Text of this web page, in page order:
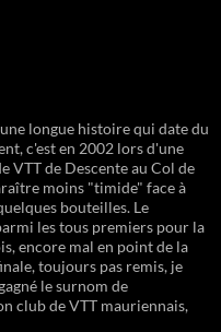
longue histoire qui date du
c'est en 2002 lors d'une
VTT de Descente au Col de
moins "timide" face à
bouteilles. Le
les tous premiers pour la
encore mal en point de la
toujours pas remis, je
le surnom de
club de VTT mauriennais,